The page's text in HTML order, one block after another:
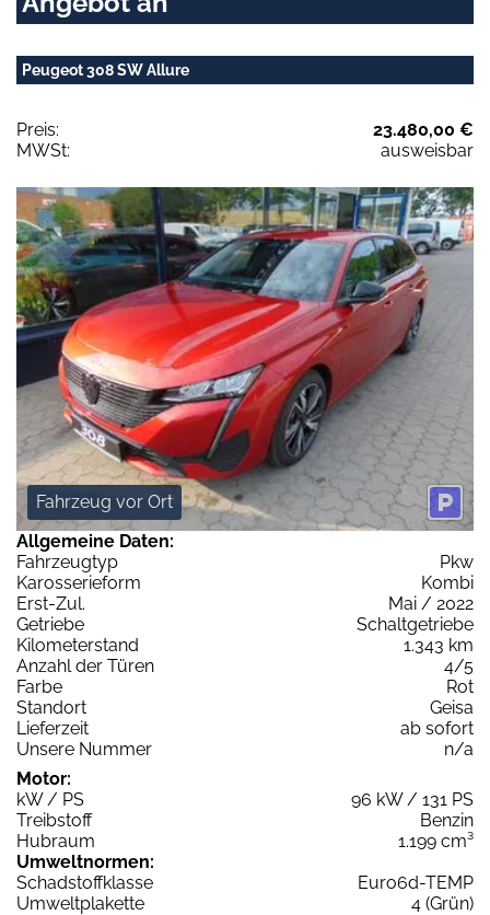
Peugeot 308 SW Allure
Preis:
23.480,00 €
MWSt:
ausweisbar
Fahrzeug vor Ort
Allgemeine Daten:
Fahrzeugtyp
Pkw
Karosserieform
Kombi
Erst-Zul.
Mai / 2022
Getriebe
Schaltgetriebe
Kilometerstand
1.343 km
Anzahl der Türen
4/5
Farbe
Rot
Standort
Geisa
Lieferzeit
ab sofort
Unsere Nummer
n/a
Motor:
kW / PS
96 kW / 131 PS
Treibstoff
Benzin
Hubraum
1.199 cm³
Umweltnormen:
Schadstoffklasse
Euro6d-TEMP
Umweltplakette
4 (Grün)